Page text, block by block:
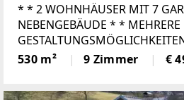
* * 2 WOHNHÄUSER MIT 7
NEBENGEBÄUDE * * MEHRERE
GESTALTUNGSMÖGLICHKEITEN * *
BAULAND GESCHÄFTSGEBIET * * SEHR GUTE LAGE *
* PLÄNE FÜR UMBAUTEN EINER
530 m² 9 Zimmer €